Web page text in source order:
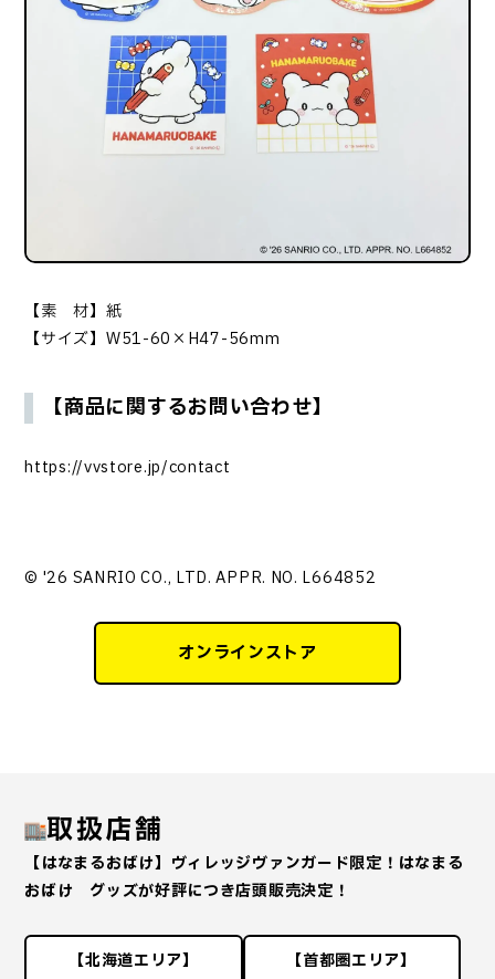
【素 材】紙
【サイズ】W51-60×H47-56mm
【商品に関するお問い合わせ】
https://vvstore.jp/contact
© '26 SANRIO CO., LTD. APPR. NO. L664852
オンラインストア
取扱店舗
【はなまるおばけ】ヴィレッジヴァンガード限定！はなまる
おばけ グッズが好評につき店頭販売決定！
【北海道エリア】 【首都圏エリア】